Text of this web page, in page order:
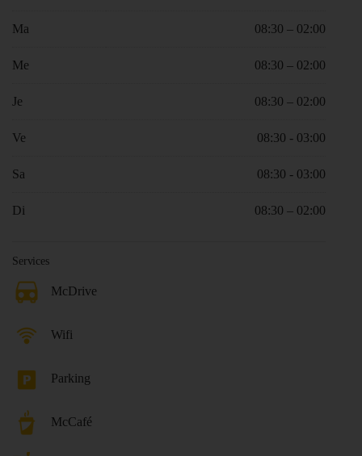
Ma 08:30 – 02:00
Me 08:30 – 02:00
Je 08:30 – 02:00
Ve 08:30 - 03:00
Sa 08:30 - 03:00
Di 08:30 – 02:00
Services
McDrive
Wifi
Parking
McCafé